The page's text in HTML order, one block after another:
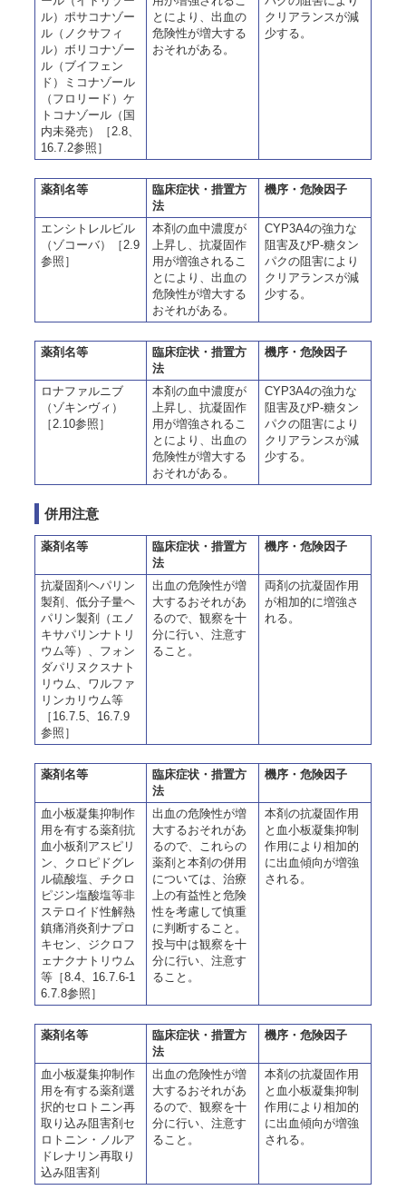
ル）ポサコナゾー
ル（ノクサフィ
ル）ボリコナゾー
ル（ブイフェン
ド）ミコナゾール
（フロリード）ケ
トコナゾール（国
内未発売）［2.8、
16.7.2参照］
とにより、出血の
危険性が増大する
おそれがある。
クリアランスが減
少する。
薬剤名等
臨床症状・措置方
法
機序・危険因子
エンシトレルビル
（ゾコーバ）［2.9
参照］
本剤の血中濃度が
上昇し、抗凝固作
用が増強されるこ
とにより、出血の
危険性が増大する
おそれがある。
CYP3A4の強力な
阻害及びP-糖タン
パクの阻害により
クリアランスが減
少する。
薬剤名等
臨床症状・措置方
法
機序・危険因子
ロナファルニブ
（ゾキンヴィ）
［2.10参照］
本剤の血中濃度が
上昇し、抗凝固作
用が増強されるこ
とにより、出血の
危険性が増大する
おそれがある。
CYP3A4の強力な
阻害及びP-糖タン
パクの阻害により
クリアランスが減
少する。
併用注意
薬剤名等
臨床症状・措置方
法
機序・危険因子
抗凝固剤ヘパリン
製剤、低分子量ヘ
パリン製剤（エノ
キサパリンナトリ
ウム等）、フォン
ダパリヌクスナト
リウム、ワルファ
リンカリウム等
［16.7.5、16.7.9
参照］
出血の危険性が増
大するおそれがあ
るので、観察を十
分に行い、注意す
ること。
両剤の抗凝固作用
が相加的に増強さ
れる。
薬剤名等
臨床症状・措置方
法
機序・危険因子
血小板凝集抑制作
用を有する薬剤抗
血小板剤アスピリ
ン、クロピドグレ
ル硫酸塩、チクロ
ピジン塩酸塩等非
ステロイド性解熱
鎮痛消炎剤ナプロ
キセン、ジクロフ
ェナクナトリウム
等［8.4、16.7.6-1
6.7.8参照］
出血の危険性が増
大するおそれがあ
るので、これらの
薬剤と本剤の併用
については、治療
上の有益性と危険
性を考慮して慎重
に判断すること。
投与中は観察を十
分に行い、注意す
ること。
本剤の抗凝固作用
と血小板凝集抑制
作用により相加的
に出血傾向が増強
される。
薬剤名等
臨床症状・措置方
法
機序・危険因子
血小板凝集抑制作
用を有する薬剤選
択的セロトニン再
取り込み阻害剤セ
ロトニン・ノルア
ドレナリン再取り
込み阻害剤
出血の危険性が増
大するおそれがあ
るので、観察を十
分に行い、注意す
ること。
本剤の抗凝固作用
と血小板凝集抑制
作用により相加的
に出血傾向が増強
される。